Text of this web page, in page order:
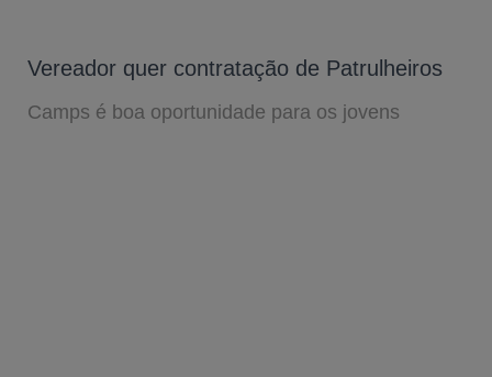
Vereador quer contratação de Patrulheiros
Camps é boa oportunidade para os jovens